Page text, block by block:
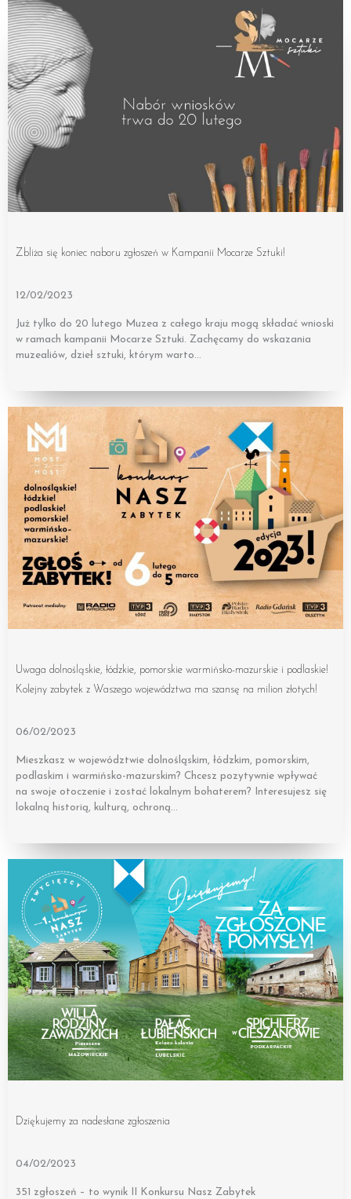
Zbliża się koniec naboru zgłoszeń w Kampanii Mocarze Sztuki!
12/02/2023
Już tylko do 20 lutego Muzea z całego kraju mogą składać wnioski
w ramach kampanii Mocarze Sztuki. Zachęcamy do wskazania
muzealiów, dzieł sztuki, którym warto…
Uwaga dolnośląskie, łódzkie, pomorskie warmińsko-mazurskie i podlaskie!
Kolejny zabytek z Waszego województwa ma szansę na milion złotych!
06/02/2023
Mieszkasz w województwie dolnośląskim, łódzkim, pomorskim,
podlaskim i warmińsko-mazurskim? Chcesz pozytywnie wpływać
na swoje otoczenie i zostać lokalnym bohaterem? Interesujesz się
lokalną historią, kulturą, ochroną…
Dziękujemy za nadesłane zgłoszenia
04/02/2023
351 zgłoszeń – to wynik II Konkursu Nasz Zabytek